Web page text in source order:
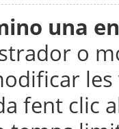
una
o
fent clic